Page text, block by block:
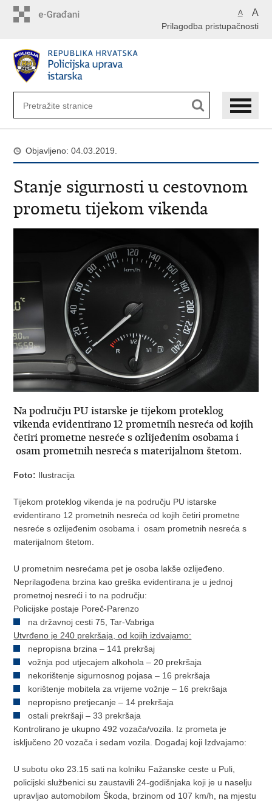
A A
Prilagodba pristupačnosti
Objavljeno: 04.03.2019.
Stanje sigurnosti u cestovnom
prometu tijekom vikenda
Na području PU istarske je tijekom proteklog
vikenda evidentirano 12 prometnih nesreća od kojih
četiri prometne nesreće s ozlijeđenim osobama i
osam prometnih nesreća s materijalnom štetom.
Foto: Ilustracija
Tijekom proteklog vikenda je na području PU istarske
evidentirano 12 prometnih nesreća od kojih četiri prometne
nesreće s ozlijeđenim osobama i osam prometnih nesreća s
materijalnom štetom.
U prometnim nesrećama pet je osoba lakše ozlijeđeno.
Neprilagođena brzina kao greška evidentirana je u jednoj
prometnoj nesreći i to na području:
Policijske postaje Poreč-Parenzo
na državnoj cesti 75, Tar-Vabriga
Utvrđeno je 240 prekršaja, od kojih izdvajamo:
nepropisna brzina – 141 prekršaj
vožnja pod utjecajem alkohola – 20 prekršaja
nekorištenje sigurnosnog pojasa – 16 prekršaja
korištenje mobitela za vrijeme vožnje – 16 prekršaja
nepropisno pretjecanje – 14 prekršaja
ostali prekršaji – 33 prekršaja
Kontrolirano je ukupno 492 vozača/vozila. Iz prometa je
isključeno 20 vozača i sedam vozila. Događaj koji Izdvajamo:
U subotu oko 23.15 sati na kolniku Fažanske ceste u Puli,
policijski službenici su zaustavili 24-godišnjaka koji je u naselju
upravljao automobilom Škoda, brzinom od 107 km/h, na mjestu